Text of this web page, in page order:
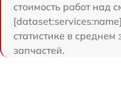
стоимость работ над
статистике в
запчастей.